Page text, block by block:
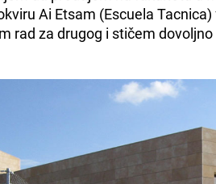
Ai Etsam (Escuela
rad za drugog i stičem